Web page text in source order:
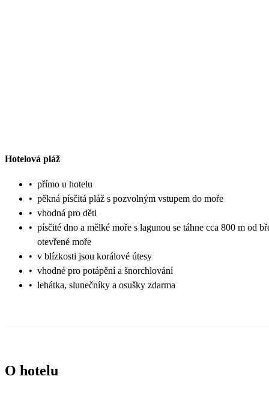
Hotelová pláž
• přímo u hotelu
• pěkná písčitá pláž s pozvolným vstupem do moře
• vhodná pro děti
• písčité dno a mělké moře s lagunou se táhne cca 800 m od
otevřené moře
• v blízkosti jsou korálové útesy
• vhodné pro potápění a šnorchlování
• lehátka, slunečníky a osušky zdarma
O hotelu